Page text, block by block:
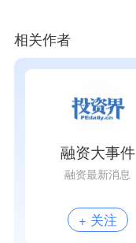
相关作者
融资大事件
融资最新消息
+ 关注